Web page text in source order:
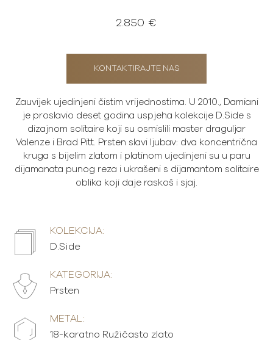
2.850 €
KONTAKTIRAJTE NAS
Zauvijek ujedinjeni čistim vrijednostima. U 2010., Damiani
je proslavio deset godina uspjeha kolekcije D.Side s
dizajnom solitaire koji su osmislili master draguljar
Valenze i Brad Pitt. Prsten slavi ljubav: dva koncentrična
kruga s bijelim zlatom i platinom ujedinjeni su u paru
dijamanata punog reza i ukrašeni s dijamantom solitaire
oblika koji daje raskoš i sjaj.
KOLEKCIJA:
D.Side
KATEGORIJA:
Prsten
METAL:
18-karatno Ružičasto zlato